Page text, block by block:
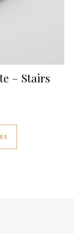
– Stairs
Este producto